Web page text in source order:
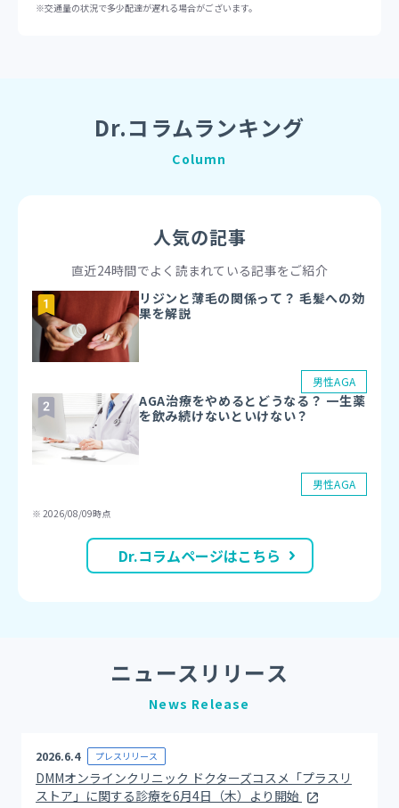
目黒区
お薬代＋配送料3,500円
江戸川区、 葛飾区、板橋区、
お薬代＋配送料1,500円
北区、
福島区、都島区、中央区、
お薬代＋配送料2,500円
浪速区、淀川区、
お薬代＋配送料3,500円
阿倍野区、 大正区、
住吉区、 平野区、
※交通量の状況で多少配達が遅れる場合がございます。
Dr.コラムランキング
Column
人気の記事
直近24時間でよく読まれている記事をご紹介
リジンと薄毛の関係って？ 毛髪への効
果を解説
男性AGA
AGA治療をやめるとどうなる？ 一生薬
を飲み続けないといけない？
男性AGA
※ 2026/08/09時点
Dr.コラムページはこちら
ニュースリリース
News Release
2026.6.4 プレスリリース
DMMオンラインクリニック ドクターズコスメ「プラスリ
ストア」に関する診療を6月4日（木）より開始